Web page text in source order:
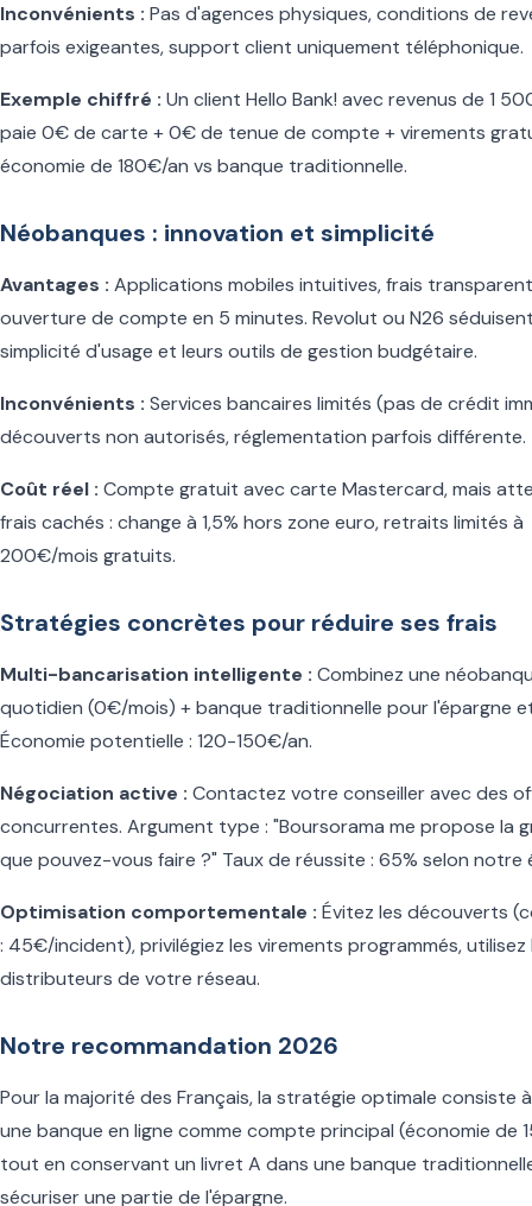
Inconvénients : Pas d'agences physiques, conditions de
parfois exigeantes, support client uniquement téléphonique.
Exemple chiffré : Un client Hello Bank! avec revenus de 1
paie 0€ de carte + 0€ de tenue de compte + virements
économie de 180€/an vs banque traditionnelle.
Néobanques : innovation et simplicité
Avantages : Applications mobiles intuitives, frais
ouverture de compte en 5 minutes. Revolut ou N26
simplicité d'usage et leurs outils de gestion budgétaire.
Inconvénients : Services bancaires limités (pas de crédit
découverts non autorisés, réglementation parfois différente.
Coût réel : Compte gratuit avec carte Mastercard, mais
frais cachés : change à 1,5% hors zone euro, retraits limités à
200€/mois gratuits.
Stratégies concrètes pour réduire ses frais
Multi-bancarisation intelligente : Combinez une
quotidien (0€/mois) + banque traditionnelle pour l'épargne
Économie potentielle : 120-150€/an.
Négociation active : Contactez votre conseiller avec des
concurrentes. Argument type : "Boursorama me propose la
que pouvez-vous faire ?" Taux de réussite : 65% selon notre
Optimisation comportementale : Évitez les découverts
: 45€/incident), privilégiez les virements programmés, utilisez
distributeurs de votre réseau.
Notre recommandation 2026
Pour la majorité des Français, la stratégie optimale consiste
une banque en ligne comme compte principal (économie de
tout en conservant un livret A dans une banque
sécuriser une partie de l'épargne.